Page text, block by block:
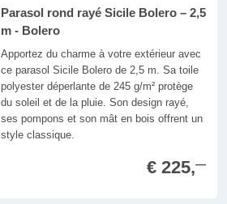
Parasol rond rayé Sicile Bolero – 2,5
m - Bolero
Apportez du charme à votre extérieur avec
ce parasol Sicile Bolero de 2,5 m. Sa toile
polyester déperlante de 245 g/m² protège
du soleil et de la pluie. Son design rayé,
ses pompons et son mât en bois offrent un
style classique.
€ 225,—